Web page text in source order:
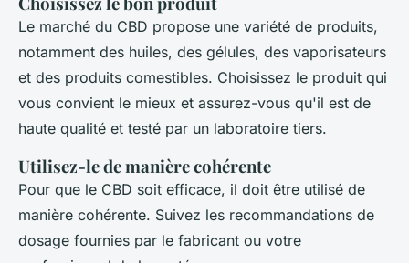
Le marché du CBD propose une variété de produits,
notamment des huiles, des gélules, des vaporisateurs
et des produits comestibles. Choisissez le produit qui
vous convient le mieux et assurez-vous qu'il est de
haute qualité et testé par un laboratoire tiers.
Utilisez-le de manière cohérente
Pour que le CBD soit efficace, il doit être utilisé de
manière cohérente. Suivez les recommandations de
dosage fournies par le fabricant ou votre